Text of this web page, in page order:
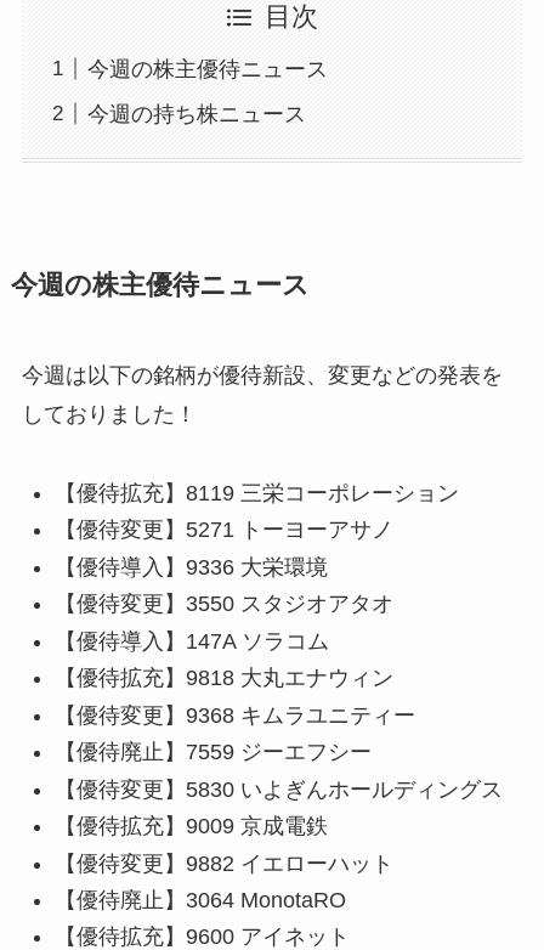
目次
今週の株主優待ニュース
今週の持ち株ニュース
今週の株主優待ニュース
今週は以下の銘柄が優待新設、変更などの発表を
しておりました！
【優待拡充】8119 三栄コーポレーション
【優待変更】5271 トーヨーアサノ
【優待導入】9336 大栄環境
【優待変更】3550 スタジオアタオ
【優待導入】147A ソラコム
【優待拡充】9818 大丸エナウィン
【優待変更】9368 キムラユニティー
【優待廃止】7559 ジーエフシー
【優待変更】5830 いよぎんホールディングス
【優待拡充】9009 京成電鉄
【優待変更】9882 イエローハット
【優待廃止】3064 MonotaRO
【優待拡充】9600 アイネット